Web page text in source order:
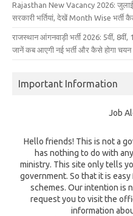
Rajasthan New Vacancy 2026:
सरकारी भर्तियां, देखें Month Wise भर्ती
राजस्थान आंगनवाड़ी भर्ती 2026: 5वीं,
जानें कब आएगी नई भर्ती और कैसे होगा चयन
Important Information
Job
Hello friends! This is not a
has nothing to do with
ministry. This site only tells
government. So that it is
schemes. Our intention is
request you to visit the
information